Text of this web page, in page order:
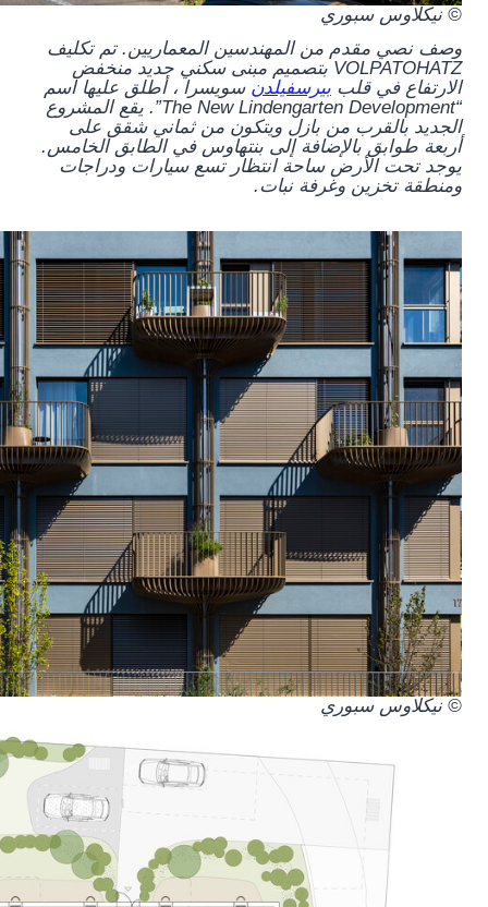
© نيكلاوس سبوري
وصف نصي مقدم من المهندسين المعماريين.تم تكليف
VOLPATOHATZ بتصميم مبنى سكني جديد منخفض
الارتفاع في قلب بيرسفيلدن سويسرا ، أطلق عليها اسم
“The New Lindengarten Development”. يقع المشروع
الجديد بالقرب من بازل ويتكون من ثماني شقق على
أربعة طوابق بالإضافة إلى بنتهاوس في الطابق الخامس.
يوجد تحت الأرض ساحة انتظار تسع سيارات ودراجات
ومنطقة تخزين وغرفة نبات.
© نيكلاوس سبوري